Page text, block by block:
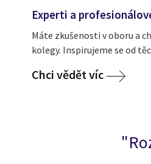
Experti a
Máte zkušenosti v oboru a
kolegy. Inspirujeme se od
Chci vědět víc